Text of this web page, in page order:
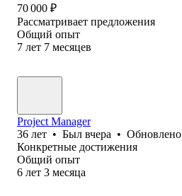
70 000 ₽
Рассматривает предложения
Общий опыт
7 лет 7 месяцев
Project Manager
36 лет • Был вчера • Обновлено
Конкретные достижения
Общий опыт
6 лет 3 месяца